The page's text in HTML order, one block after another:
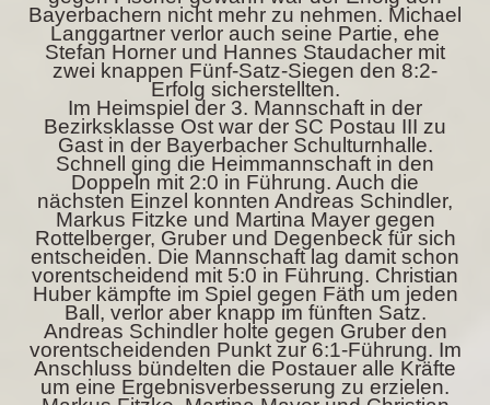
Bayerbachern nicht mehr zu nehmen. Michael
Langgartner verlor auch seine Partie, ehe
Stefan Horner und Hannes Staudacher mit
zwei knappen Fünf-Satz-Siegen den 8:2-
Erfolg sicherstellten.
Im Heimspiel der 3. Mannschaft in der
Bezirksklasse Ost war der SC Postau III zu
Gast in der Bayerbacher Schulturnhalle.
Schnell ging die Heimmannschaft in den
Doppeln mit 2:0 in Führung. Auch die
nächsten Einzel konnten Andreas Schindler,
Markus Fitzke und Martina Mayer gegen
Rottelberger, Gruber und Degenbeck für sich
entscheiden. Die Mannschaft lag damit schon
vorentscheidend mit 5:0 in Führung. Christian
Huber kämpfte im Spiel gegen Fäth um jeden
Ball, verlor aber knapp im fünften Satz.
Andreas Schindler holte gegen Gruber den
vorentscheidenden Punkt zur 6:1-Führung. Im
Anschluss bündelten die Postauer alle Kräfte
um eine Ergebnisverbesserung zu erzielen.